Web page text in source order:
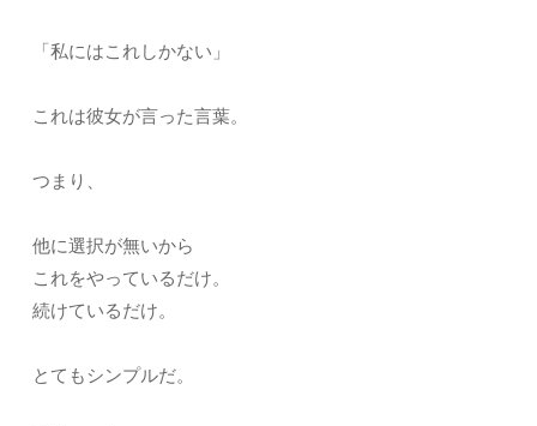
「私にはこれしかない」
これは彼女が言った言葉。
つまり、
他に選択が無いから
これをやっているだけ。
続けているだけ。
とてもシンプルだ。